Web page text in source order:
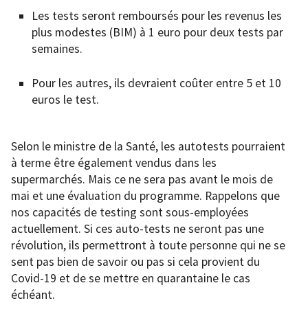
Les tests seront remboursés pour les revenus les
plus modestes (BIM) à 1 euro pour deux tests par
semaines.
Pour les autres, ils devraient coûter entre 5 et 10
euros le test.
Selon le ministre de la Santé, les autotests pourraient
à terme être également vendus dans les
supermarchés. Mais ce ne sera pas avant le mois de
mai et une évaluation du programme. Rappelons que
nos capacités de testing sont sous-employées
actuellement. Si ces auto-tests ne seront pas une
révolution, ils permettront à toute personne qui ne se
sent pas bien de savoir ou pas si cela provient du
Covid-19 et de se mettre en quarantaine le cas
échéant.